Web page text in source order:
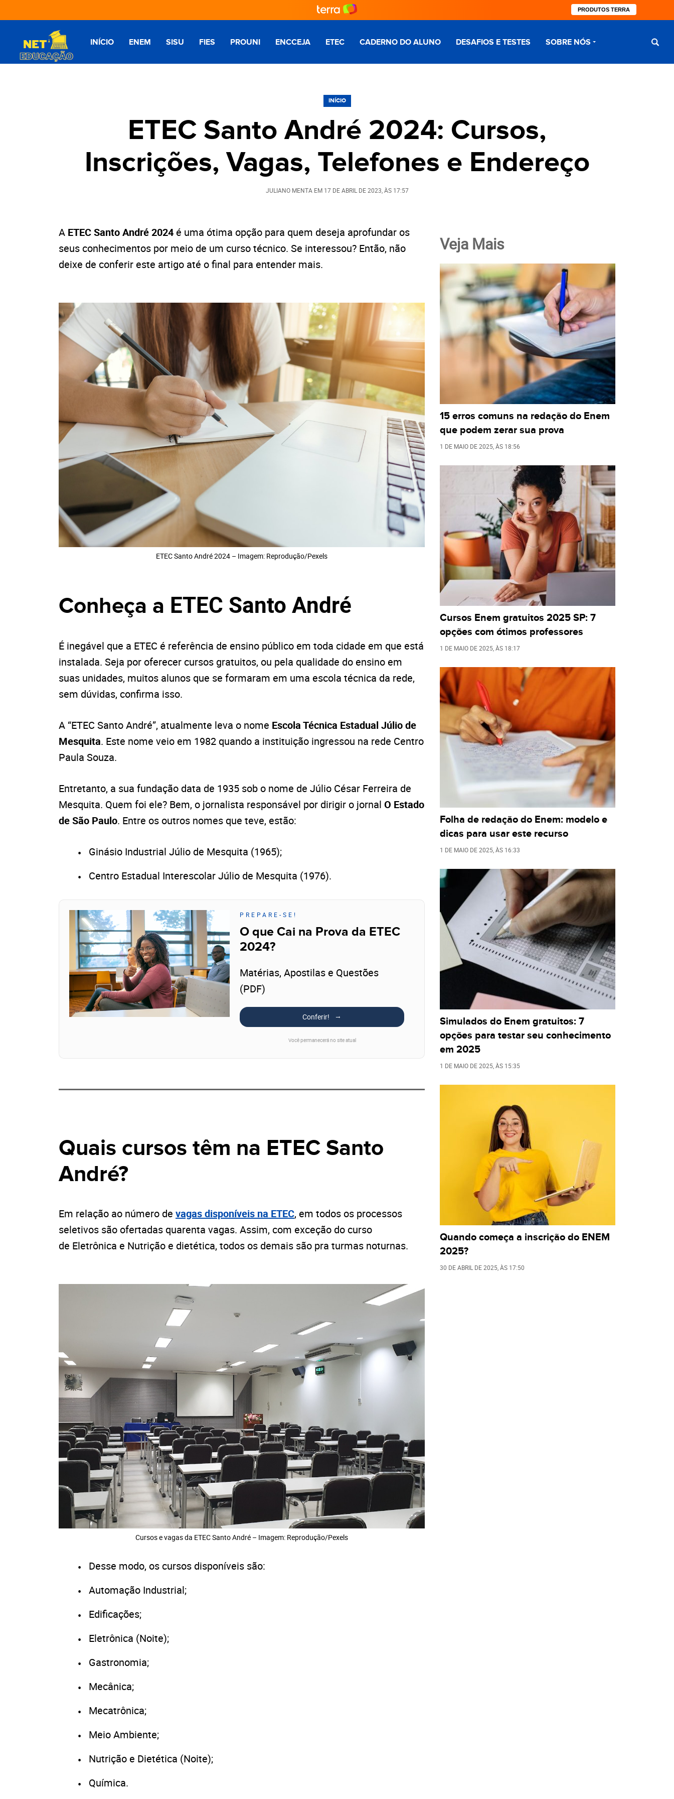
PRODUTOS TERRA
INÍCIO ENEM SISU FIES PROUNI ENCCEJA ETEC CADERNO DO ALUNO DESAFIOS E TESTES SOBRE NÓS
INÍCIO
ETEC Santo André 2024: Cursos,
Inscrições, Vagas, Telefones e Endereço
JULIANO MENTA EM 17 DE ABRIL DE 2023 , ÀS 17:57
A ETEC Santo André 2024 é uma ótima opção para quem deseja aprofundar os
seus conhecimentos por meio de um curso técnico. Se interessou? Então, não
deixe de conferir este artigo até o final para entender mais.
ETEC Santo André 2024 – Imagem: Reprodução/Pexels
Conheça a ETEC Santo André
É inegável que a ETEC é referência de ensino público em toda cidade em que está
instalada. Seja por oferecer cursos gratuitos, ou pela qualidade do ensino em
suas unidades, muitos alunos que se formaram em uma escola técnica da rede,
sem dúvidas, confirma isso.
A “ETEC Santo André”, atualmente leva o nome Escola Técnica Estadual Júlio de
Mesquita. Este nome veio em 1982 quando a instituição ingressou na rede Centro
Paula Souza.
Entretanto, a sua fundação data de 1935 sob o nome de Júlio César Ferreira de
Mesquita. Quem foi ele? Bem, o jornalista responsável por dirigir o jornal O Estado
de São Paulo. Entre os outros nomes que teve, estão:
Ginásio Industrial Júlio de Mesquita (1965);
Centro Estadual Interescolar Júlio de Mesquita (1976).
PREPARE-SE!
O que Cai na Prova da ETEC
2024?
Matérias, Apostilas e Questões
(PDF)
Conferir!
Você permanecerá no site atual
Quais cursos têm na ETEC Santo
André?
Em relação ao número de vagas disponíveis na ETEC, em todos os processos
seletivos são ofertadas quarenta vagas. Assim, com exceção do curso
de Eletrônica e Nutrição e dietética, todos os demais são pra turmas noturnas.
Cursos e vagas da ETEC Santo André – Imagem: Reprodução/Pexels
Desse modo, os cursos disponíveis são:
Automação Industrial;
Edificações;
Eletrônica (Noite);
Gastronomia;
Mecânica;
Mecatrônica;
Meio Ambiente;
Nutrição e Dietética (Noite);
Química.
Veja Mais
15 erros comuns na redação do Enem
que podem zerar sua prova
1 DE MAIO DE 2025 , ÀS 18:56
Cursos Enem gratuitos 2025 SP: 7
opções com ótimos professores
1 DE MAIO DE 2025 , ÀS 18:17
Folha de redação do Enem: modelo e
dicas para usar este recurso
1 DE MAIO DE 2025 , ÀS 16:33
Simulados do Enem gratuitos: 7
opções para testar seu conhecimento
em 2025
1 DE MAIO DE 2025 , ÀS 15:35
Quando começa a inscrição do ENEM
2025?
30 DE ABRIL DE 2025 , ÀS 17:50